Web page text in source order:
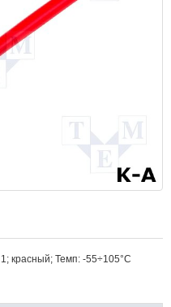
красный; Темп: -55÷105°C